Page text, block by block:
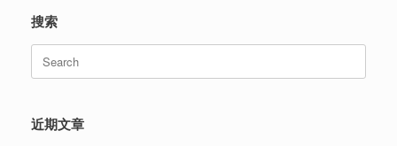
搜索
Search
for:
近期文章